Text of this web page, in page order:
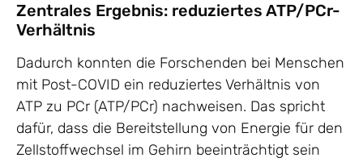
Zentrales Ergebnis: reduziertes ATP/PCr-
Verhältnis
Dadurch konnten die Forschenden bei Menschen
mit Post-COVID ein reduziertes Verhältnis von
ATP zu PCr (ATP/PCr) nachweisen. Das spricht
dafür, dass die Bereitstellung von Energie für den
Zellstoffwechsel im Gehirn beeinträchtigt sein